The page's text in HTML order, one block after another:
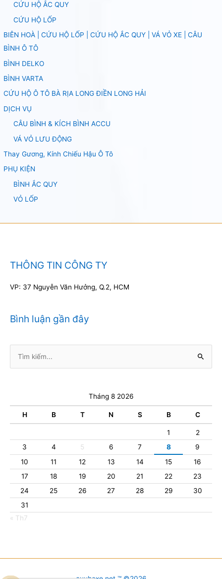
CỨU HỘ ẮC QUY
CỨU HỘ LỐP
BIÊN HOÀ | CỨU HỘ LỐP | CỨU HỘ ẮC QUY | VÁ VỎ XE | CÂU
BÌNH Ô TÔ
BÌNH DELKO
BÌNH VARTA
CỨU HỘ Ô TÔ BÀ RỊA LONG ĐIỀN LONG HẢI
DỊCH VỤ
CÂU BÌNH & KÍCH BÌNH ACCU
VÁ VỎ LƯU ĐỘNG
Thay Gương, Kính Chiếu Hậu Ô Tô
PHỤ KIỆN
BÌNH ẮC QUY
VỎ LỐP
THÔNG TIN CÔNG TY
VP: 37 Nguyễn Văn Hưởng, Q.2, HCM
Bình luận gần đây
kiếm:
Tháng 8 2026
H B T N S B C
1
2
3
4 5 6 7 8
9
10
11 12 13 14 15
16
17
18 19 20 21 22
23
24
25 26 27 28 29
30
31
« Th7